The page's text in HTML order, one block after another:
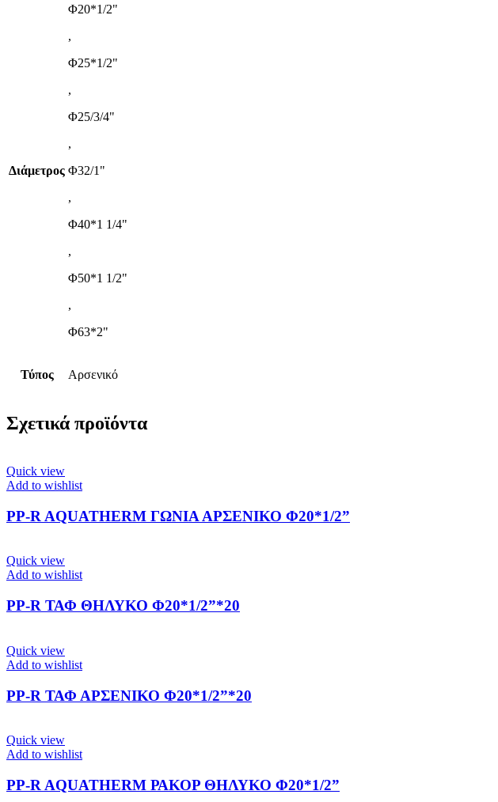
Διάμετρος
Φ20*1/2"
,
Φ25*1/2"
,
Φ25/3/4"
,
Φ32/1"
,
Φ40*1 1/4"
,
Φ50*1 1/2"
,
Φ63*2"
Τύπος Αρσενικό
Σχετικά προϊόντα
Quick view
Add to wishlist
PP-R AQUATHERM ΓΩΝΙΑ ΑΡΣΕΝΙΚΟ Φ20*1/2”
Quick view
Add to wishlist
PP-R ΤΑΦ ΘΗΛΥΚΟ Φ20*1/2”*20
Quick view
Add to wishlist
PP-R ΤΑΦ ΑΡΣΕΝΙΚΟ Φ20*1/2”*20
Quick view
Add to wishlist
PP-R AQUATHERM ΡΑΚΟΡ ΘΗΛΥΚΟ Φ20*1/2”